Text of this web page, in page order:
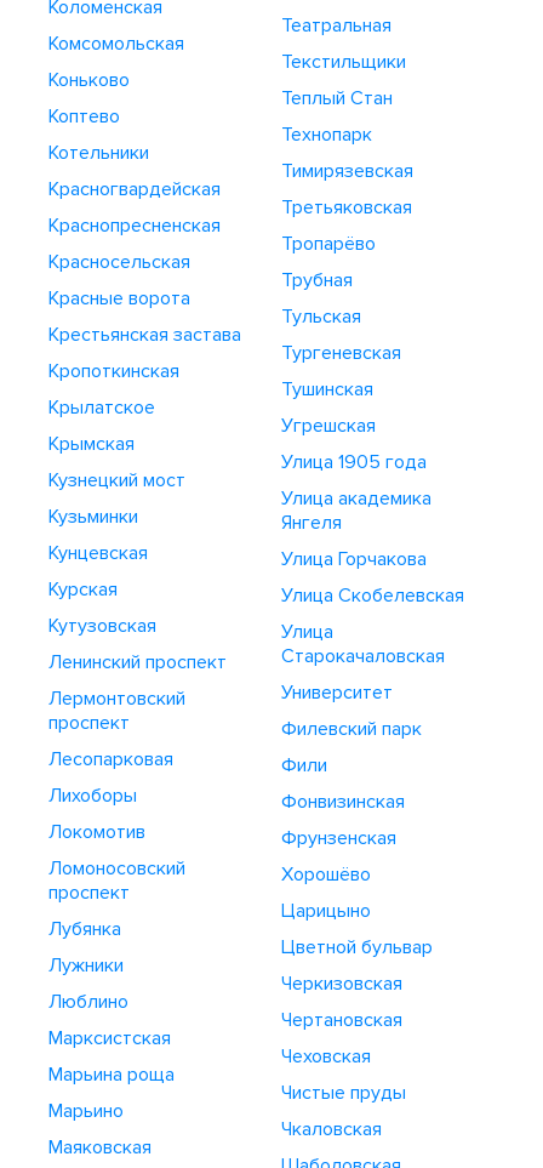
Коломенская
Комсомольская
Коньково
Коптево
Котельники
Красногвардейская
Краснопресненская
Красносельская
Красные ворота
Крестьянская застава
Кропоткинская
Крылатское
Крымская
Кузнецкий мост
Кузьминки
Кунцевская
Курская
Кутузовская
Ленинский проспект
Лермонтовский
проспект
Лесопарковая
Лихоборы
Локомотив
Ломоносовский
проспект
Лубянка
Лужники
Люблино
Марксистская
Марьина роща
Марьино
Маяковская
Театральная
Текстильщики
Теплый Стан
Технопарк
Тимирязевская
Третьяковская
Тропарёво
Трубная
Тульская
Тургеневская
Тушинская
Угрешская
Улица 1905 года
Улица академика
Янгеля
Улица Горчакова
Улица Скобелевская
Улица
Старокачаловская
Университет
Филевский парк
Фили
Фонвизинская
Фрунзенская
Хорошёво
Царицыно
Цветной бульвар
Черкизовская
Чертановская
Чеховская
Чистые пруды
Чкаловская